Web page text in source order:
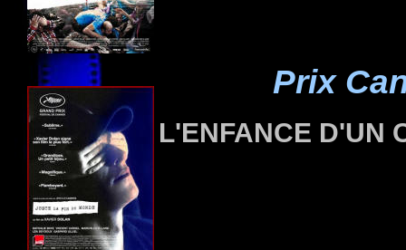
Prix
L'ENFANCE D'UN